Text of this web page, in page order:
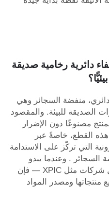
دائرية رخامية صديقة
منفضة السجائر وهي
الصديقة للبيئة. والمقصود
مصنوعًا دون الإضرار
هذه القطع، خاصةً عبر
التي تركّز على الاستدامة
السجائر . وعندما يبدو
المتجر وكأنه يهتم بالبيئة — مثل شركات مثل XPIC — فإن
ومصدر المواد